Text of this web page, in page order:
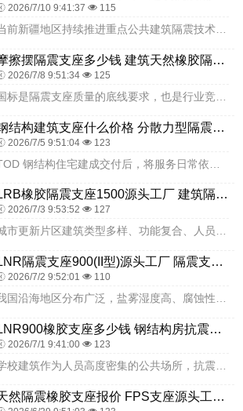
2026/7/10 9:41:37 115
摩擦摆隔震支座多少钱 建筑天然橡胶隔震支座LRB700生产厂家 LNR固定支座源头工厂
2026/7/8 9:51:34 125
钢结构建筑支座什么价格 分散力型隔震支座 420*187高阻尼隔震支座多少钱
2026/7/5 9:51:04 123
LRB橡胶隔震支座1500源头工厂 建筑隔震支座产品 LNR系列隔震支座生产厂家
2026/7/3 9:53:52 127
城市更新片区建筑类型多样、功能复合、人员密集，抗震安全直接关系片区居民生活稳定与城市功能延续。西安市雁塔区等驾坡片区城市更新一期EPC项目，作为区域旧改升级工程...
LNR隔震支座900(II型)源头工厂 隔震支座LRB500生产厂家 天然橡胶隔震支座报价
2026/7/2 9:52:01 110
LNR900橡胶支座多少钱 钢结构房抗震支座什么价格 LNR900橡胶支座生产加工
2026/7/1 9:41:00 123
天然隔震橡胶支座报价 FPS支座源头工厂 建筑隔震支座D800生产厂家